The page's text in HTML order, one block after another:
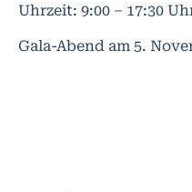
Uhrzeit: 9:00 – 17:30
Gala-Abend am 5.